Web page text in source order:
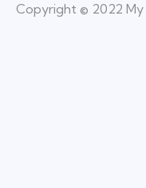
Copyright © 2022 My